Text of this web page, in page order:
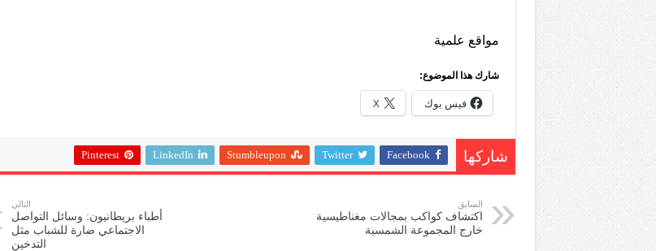
مواقع علمية
شارك هذا الموضوع:
فيس بوك X
شاركها Facebook
Twitter
Stumbleupon
LinkedIn
Pinterest
السابق
اكتشاف كواكب بمجالات مغناطيسية
خارج المجموعة الشمسية
التالي
أطباء بريطانيون: وسائل التواصل
الاجتماعي ضارة للشباب مثل
التدخين